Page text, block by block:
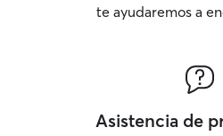
te ayudaremos a
Asistencia de